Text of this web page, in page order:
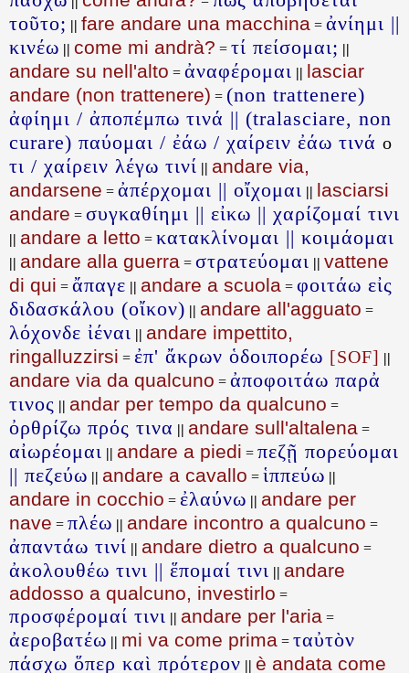
τοῦτο; || fare andare una macchina = ἀνίημι ||
κινέω || come mi andrà? = τί πείσομαι; ||
andare su nell'alto = ἀναφέρομαι || lasciar
andare (non trattenere) = (non trattenere)
ἀφίημι / ἀποπέμπω τινά || (tralasciare, non
curare) παύομαι / ἐάω / χαίρειν ἐάω τινά o
τι / χαίρειν λέγω τινί || andare via,
andarsene = ἀπέρχομαι || οἴχομαι || lasciarsi
andare = συγκαθίημι || εἰκω || χαρίζομαί τινι
|| andare a letto = κατακλίνομαι || κοιμάομαι
|| andare alla guerra = στρατεύομαι || vattene
di qui = ἄπαγε || andare a scuola = φοιτάω εἰς
διδασκάλου (οἴκον) || andare all'agguato =
λόχονδε ἰέναι || andare impettito,
ringalluzzirsi = ἐπ' ἄκρων ὁδοιπορέω [SOF] ||
andare via da qualcuno = ἀποφοιτάω παρἀ
τινος || andar per tempo da qualcuno =
ὀρθρίζω πρός τινα || andare sull'altalena =
αἰωρέομαι || andare a piedi = πεζῇ πορεύομαι
|| πεζεύω || andare a cavallo = ἱππεύω ||
andare in cocchio = ἐλαύνω || andare per
nave = πλέω || andare incontro a qualcuno =
ἀπαντάω τινί || andare dietro a qualcuno =
ἀκολουθέω τινι || ἕπομαί τινι || andare
addosso a qualcuno, investirlo =
προσφέρομαί τινι || andare per l'aria =
ἀεροβατέω || mi va come prima = ταὐτὸν
πάσχω ὅπερ καὶ πρότερον || è andata come